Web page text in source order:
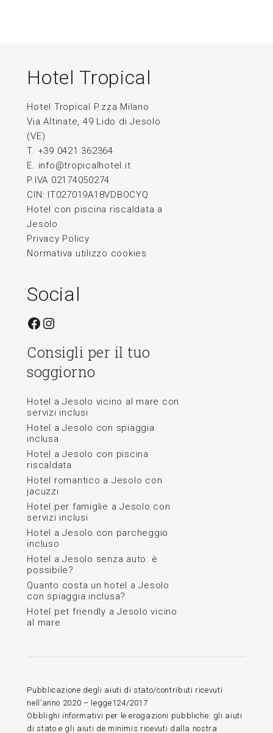
Hotel Tropical
Hotel Tropical P.zza Milano
Via Altinate, 49 Lido di Jesolo
(VE)
T. +39 0421 362364
E. info@tropicalhotel.it
P.IVA 02174050274
CIN: IT027019A18VDBOCYQ
Hotel con piscina riscaldata a
Jesolo
Privacy Policy
Normativa utilizzo cookies
Social
Facebook
Instagram
Consigli per il tuo
soggiorno
Hotel a Jesolo vicino al mare con
servizi inclusi
Hotel a Jesolo con spiaggia
inclusa
Hotel a Jesolo con piscina
riscaldata
Hotel romantico a Jesolo con
jacuzzi
Hotel per famiglie a Jesolo con
servizi inclusi
Hotel a Jesolo con parcheggio
incluso
Hotel a Jesolo senza auto: è
possibile?
Quanto costa un hotel a Jesolo
con spiaggia inclusa?
Hotel pet friendly a Jesolo vicino
al mare
Pubblicazione degli aiuti di stato/contributi ricevuti
nell’anno 2020 – legge124/2017
Obblighi informativi per le erogazioni pubbliche: gli aiuti
di stato e gli aiuti de minimis ricevuti dalla nostra